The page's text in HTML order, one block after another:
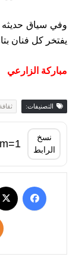
وفي سياق
يفتخر كل فنان
مباركة الزارعي
التصنيفات:
نسخ
الرابط